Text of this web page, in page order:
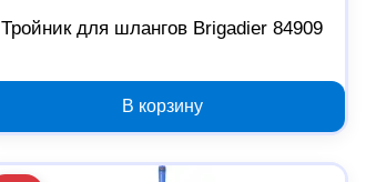
Тройник для шлангов Brigadier 84909
В корзину